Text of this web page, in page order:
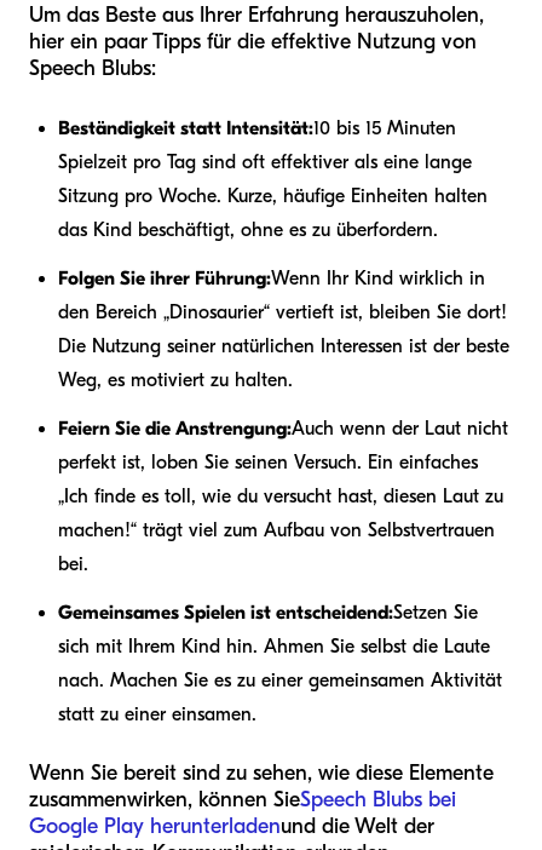
Um das Beste aus Ihrer Erfahrung herauszuholen,
hier ein paar Tipps für die effektive Nutzung von
Speech Blubs:
Beständigkeit statt Intensität:10 bis 15 Minuten
Spielzeit pro Tag sind oft effektiver als eine lange
Sitzung pro Woche. Kurze, häufige Einheiten halten
das Kind beschäftigt, ohne es zu überfordern.
Folgen Sie ihrer Führung:Wenn Ihr Kind wirklich in
den Bereich „Dinosaurier“ vertieft ist, bleiben Sie dort!
Die Nutzung seiner natürlichen Interessen ist der beste
Weg, es motiviert zu halten.
Feiern Sie die Anstrengung:Auch wenn der Laut nicht
perfekt ist, loben Sie seinen Versuch. Ein einfaches
„Ich finde es toll, wie du versucht hast, diesen Laut zu
machen!“ trägt viel zum Aufbau von Selbstvertrauen
bei.
Gemeinsames Spielen ist entscheidend:Setzen Sie
sich mit Ihrem Kind hin. Ahmen Sie selbst die Laute
nach. Machen Sie es zu einer gemeinsamen Aktivität
statt zu einer einsamen.
Wenn Sie bereit sind zu sehen, wie diese Elemente
zusammenwirken, können SieSpeech Blubs bei
Google Play herunterladenund die Welt der